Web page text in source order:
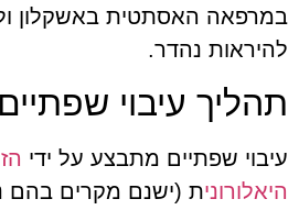
במרפאה האסתטית באשקלון
להיראות נהדר.
תהליך עיבוי שפתיים
עיבוי שפתיים מתבצע על ידי
היאלורונית (ישנם מקרים בהם